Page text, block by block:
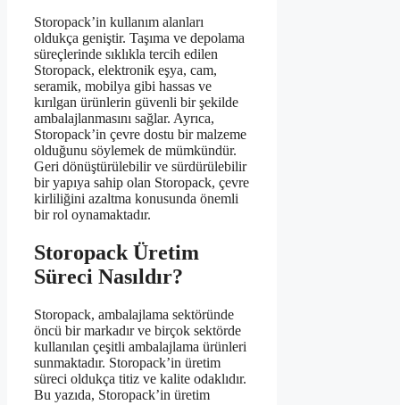
Storopack’in kullanım alanları
oldukça geniştir. Taşıma ve depolama
süreçlerinde sıklıkla tercih edilen
Storopack, elektronik eşya, cam,
seramik, mobilya gibi hassas ve
kırılgan ürünlerin güvenli bir şekilde
ambalajlanmasını sağlar. Ayrıca,
Storopack’in çevre dostu bir malzeme
olduğunu söylemek de mümkündür.
Geri dönüştürülebilir ve sürdürülebilir
bir yapıya sahip olan Storopack, çevre
kirliliğini azaltma konusunda önemli
bir rol oynamaktadır.
Storopack Üretim
Süreci Nasıldır?
Storopack, ambalajlama sektöründe
öncü bir markadır ve birçok sektörde
kullanılan çeşitli ambalajlama ürünleri
sunmaktadır. Storopack’in üretim
süreci oldukça titiz ve kalite odaklıdır.
Bu yazıda, Storopack’in üretim